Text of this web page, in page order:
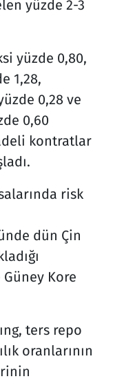
yüzde 2-3
yüzde 0,80,
1,28,
0,28 ve
0,60
kontratlar
risk
dün Çin
Kore
ters repo
oranlarının